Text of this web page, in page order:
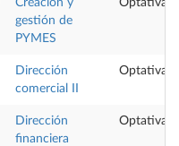
Creación y
gestión de
PYMES
Optativa
Dirección
comercial II
Optativa
Dirección
financiera
Optativa